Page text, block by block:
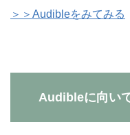
＞＞Audibleをみてみる
Audibleに向い